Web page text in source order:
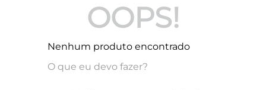
OOPS!
Nenhum produto encontrado
O que eu devo fazer?